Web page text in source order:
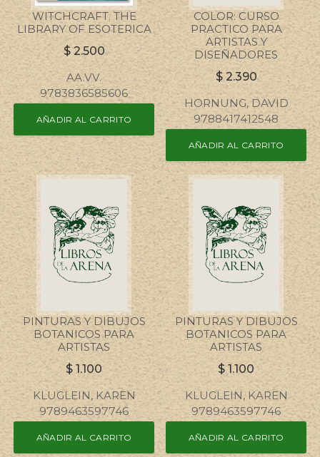
WITCHCRAFT. THE
LIBRARY OF ESOTERICA
$2.500
AA.VV.
9783836585606
AÑADIR AL CARRITO
COLOR: CURSO
PRACTICO PARA
ARTISTAS Y
DISEÑADORES
$2.390
HORNUNG, DAVID
9788417412548
AÑADIR AL CARRITO
PINTURAS Y DIBUJOS
BOTANICOS PARA
ARTISTAS
$ 1.100
KLUGLEIN, KAREN
9789463597746
AÑADIR AL CARRITO
PINTURAS Y DIBUJOS
BOTANICOS PARA
ARTISTAS
$ 1.100
KLUGLEIN, KAREN
9789463597746
AÑADIR AL CARRITO